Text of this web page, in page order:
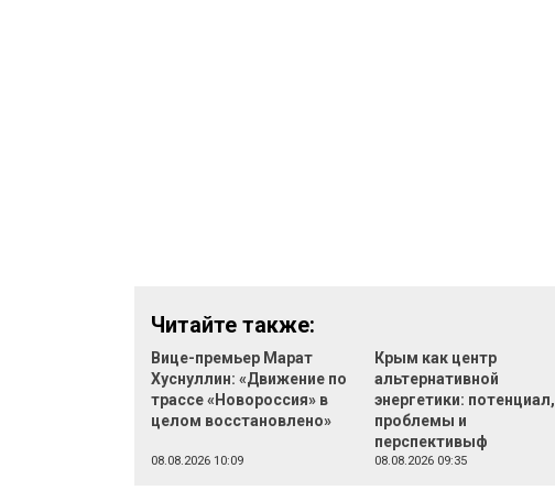
Читайте также:
Вице-премьер Марат
Хуснуллин: «Движение по
трассе «Новороссия» в
целом восстановлено»
08.08.2026 10:09
Крым как центр
альтернативной
энергетики: потенциал,
проблемы и
перспективыф
08.08.2026 09:35